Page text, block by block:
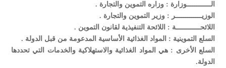
الــــــــــــوزارة : وزاره التموين والتجارة .
الوزيـــــــــــــر : وزير التموين والتجارة .
اللائحــــــــــــة : اللائحة التنفيذية لقانون التموين .
السلع التموينية : المواد الغذائية الأساسية المدعومة من قبل الدولة .
السلع الأخرى : هي المواد الغذائية والاستهلاكية والخدمات التي تحددها
الدولة.